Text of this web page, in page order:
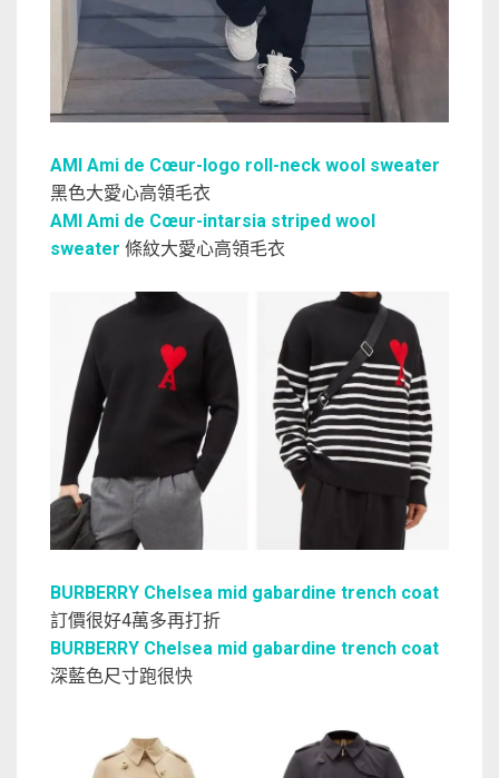
AMI Ami de Cœur-logo roll-neck wool sweater
黑色大愛心高領毛衣
AMI Ami de Cœur-intarsia striped wool
sweater 條紋大愛心高領毛衣
BURBERRY Chelsea mid gabardine trench coat
訂價很好4萬多再打折
BURBERRY Chelsea mid gabardine trench coat
深藍色尺寸跑很快